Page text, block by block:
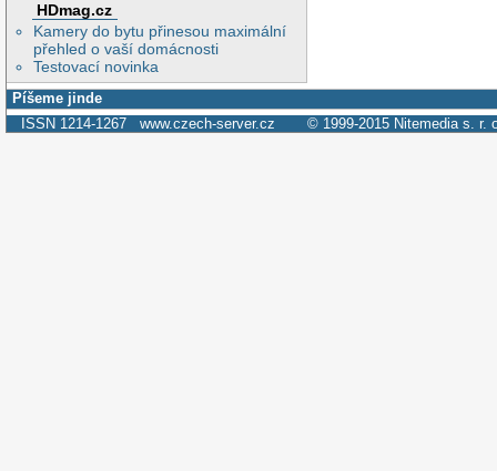
HDmag.cz
Kamery do bytu přinesou maximální
přehled o vaší domácnosti
Testovací novinka
Píšeme jinde
ISSN 1214-1267 www.czech-server.cz © 1999-2015 Nitemedia s. r.